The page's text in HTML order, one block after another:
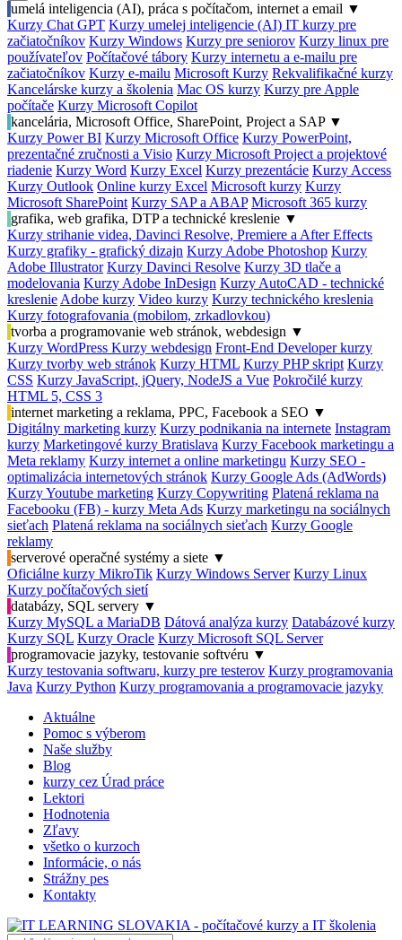
umelá inteligencia (AI), práca s počítačom, internet a email ▼
Kurzy Chat GPT Kurzy umelej inteligencie (AI) IT kurzy pre
začiatočníkov Kurzy Windows Kurzy pre seniorov Kurzy linux pre
používateľov Počítačové tábory Kurzy internetu a e-mailu pre
začiatočníkov Kurzy e-mailu Microsoft Kurzy Rekvalifikačné kurzy
Kancelárske kurzy a školenia Mac OS kurzy Kurzy pre Apple
počítače Kurzy Microsoft Copilot
kancelária, Microsoft Office, SharePoint, Project a SAP ▼
Kurzy Power BI Kurzy Microsoft Office Kurzy PowerPoint,
prezentačné zručnosti a Visio Kurzy Microsoft Project a projektové
riadenie Kurzy Word Kurzy Excel Kurzy prezentácie Kurzy Access
Kurzy Outlook Online kurzy Excel Microsoft kurzy Kurzy
Microsoft SharePoint Kurzy SAP a ABAP Microsoft 365 kurzy
grafika, web grafika, DTP a technické kreslenie ▼
Kurzy strihanie videa, Davinci Resolve, Premiere a After Effects
Kurzy grafiky - grafický dizajn Kurzy Adobe Photoshop Kurzy
Adobe Illustrator Kurzy Davinci Resolve Kurzy 3D tlače a
modelovania Kurzy Adobe InDesign Kurzy AutoCAD - technické
kreslenie Adobe kurzy Video kurzy Kurzy technického kreslenia
Kurzy fotografovania (mobilom, zrkadlovkou)
tvorba a programovanie web stránok, webdesign ▼
Kurzy WordPress Kurzy webdesign Front-End Developer kurzy
Kurzy tvorby web stránok Kurzy HTML Kurzy PHP skript Kurzy
CSS Kurzy JavaScript, jQuery, NodeJS a Vue Pokročilé kurzy
HTML 5, CSS 3
internet marketing a reklama, PPC, Facebook a SEO ▼
Digitálny marketing kurzy Kurzy podnikania na internete Instagram
kurzy Marketingové kurzy Bratislava Kurzy Facebook marketingu a
Meta reklamy Kurzy internet a online marketingu Kurzy SEO -
optimalizácia internetových stránok Kurzy Google Ads (AdWords)
Kurzy Youtube marketing Kurzy Copywriting Platená reklama na
Facebooku (FB) - kurzy Meta Ads Kurzy marketingu na sociálnych
sieťach Platená reklama na sociálnych sieťach Kurzy Google
reklamy
serverové operačné systémy a siete ▼
Oficiálne kurzy MikroTik Kurzy Windows Server Kurzy Linux
Kurzy počítačových sietí
databázy, SQL servery ▼
Kurzy MySQL a MariaDB Dátová analýza kurzy Databázové kurzy
Kurzy SQL Kurzy Oracle Kurzy Microsoft SQL Server
programovacie jazyky, testovanie softvéru ▼
Kurzy testovania softwaru, kurzy pre testerov Kurzy programovania
Java Kurzy Python Kurzy programovania a programovacie jazyky
Aktuálne
Pomoc s výberom
Naše služby
Blog
kurzy cez Úrad práce
Lektori
Hodnotenia
Zľavy
všetko o kurzoch
Informácie, o nás
Strážny pes
Kontakty